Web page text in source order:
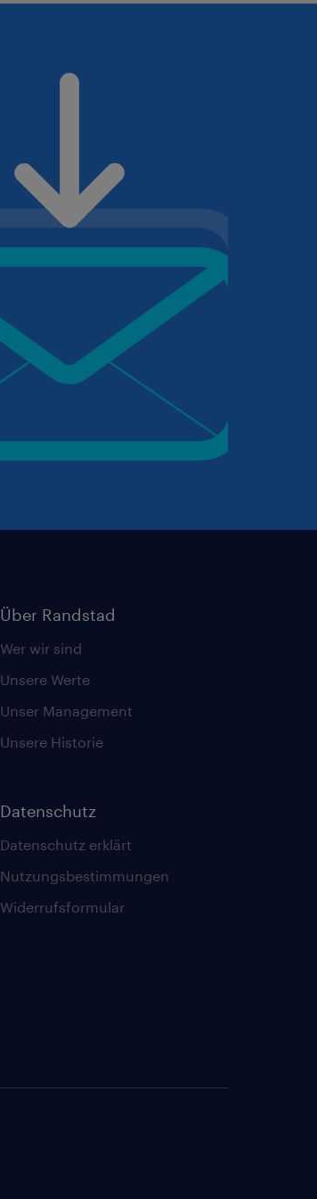
Über Randstad
Wer wir sind
Unsere Werte
Unser Management
Unsere Historie
Datenschutz
Datenschutz erklärt
Nutzungsbestimmungen
Widerrufsformular